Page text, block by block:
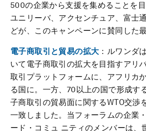
500の企業から支援を集めることを目
ユニリーバ、アクセンチュア、富士
どが、このキャンペーンに賛同した
電子商取引と貿易の拡大 ：ルワンダ
いて電子商取引の拡大を目指すアリ
取引プラットフォームに、アフリカ
る国に。一方、70以上の国で形成す
子商取引の貿易面に関するWTO交渉
一致しました。当フォーラムの企業
ード・コミュ ニティのメンバーは、